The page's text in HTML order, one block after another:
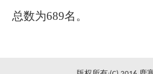
总数为689名。